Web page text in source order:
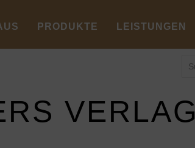
PRODUKTE LEISTUNGEN
VERLAG